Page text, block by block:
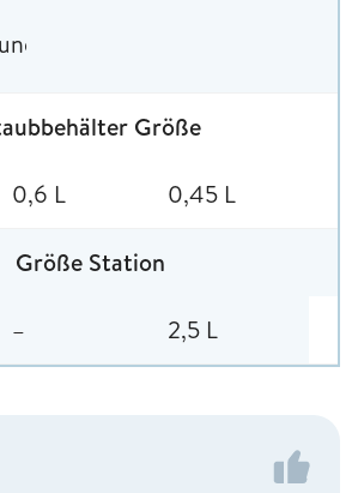
Größe
0,6 L 0,45 L
Größe Station
– 2,5 L